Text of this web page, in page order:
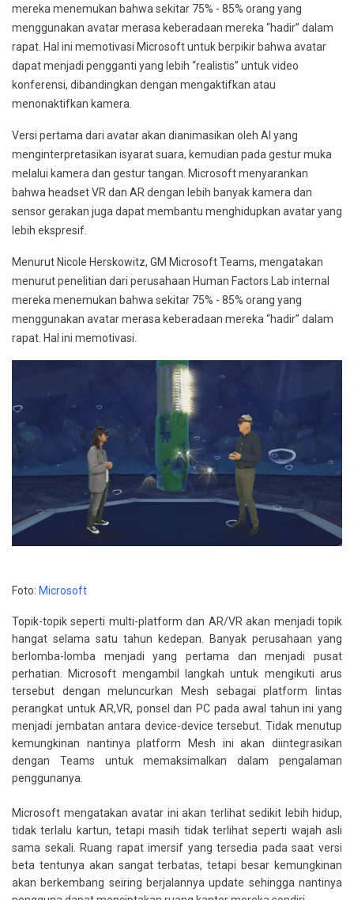
mereka menemukan bahwa sekitar 75% - 85% orang yang
menggunakan avatar merasa keberadaan mereka “hadir” dalam
rapat. Hal ini memotivasi Microsoft untuk berpikir bahwa avatar
dapat menjadi pengganti yang lebih “realistis” untuk video
konferensi, dibandingkan dengan mengaktifkan atau
menonaktifkan kamera.
Versi pertama dari avatar akan dianimasikan oleh AI yang
menginterpretasikan isyarat suara, kemudian pada gestur muka
melalui kamera dan gestur tangan. Microsoft menyarankan
bahwa headset VR dan AR dengan lebih banyak kamera dan
sensor gerakan juga dapat membantu menghidupkan avatar yang
lebih ekspresif.
Menurut Nicole Herskowitz, GM Microsoft Teams, mengatakan
menurut penelitian dari perusahaan Human Factors Lab internal
mereka menemukan bahwa sekitar 75% - 85% orang yang
menggunakan avatar merasa keberadaan mereka “hadir” dalam
rapat. Hal ini memotivasi.
Foto: Microsoft
Topik-topik seperti multi-platform dan AR/VR akan menjadi topik
hangat selama satu tahun kedepan. Banyak perusahaan yang
berlomba-lomba menjadi yang pertama dan menjadi pusat
perhatian. Microsoft mengambil langkah untuk mengikuti arus
tersebut dengan meluncurkan Mesh sebagai platform lintas
perangkat untuk AR,VR, ponsel dan PC pada awal tahun ini yang
menjadi jembatan antara device-device tersebut. Tidak menutup
kemungkinan nantinya platform Mesh ini akan diintegrasikan
dengan Teams untuk memaksimalkan dalam pengalaman
penggunanya.
Microsoft mengatakan avatar ini akan terlihat sedikit lebih hidup,
tidak terlalu kartun, tetapi masih tidak terlihat seperti wajah asli
sama sekali. Ruang rapat imersif yang tersedia pada saat versi
beta tentunya akan sangat terbatas, tetapi besar kemungkinan
akan berkembang seiring berjalannya update sehingga nantinya